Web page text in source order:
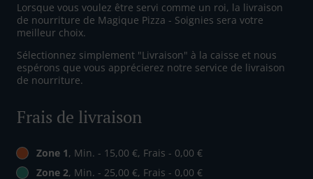
Lorsque vous voulez être servi comme un roi, la livraison
de nourriture de Magique Pizza - Soignies sera votre
meilleur choix.
Sélectionnez simplement "Livraison" à la caisse et nous
espérons que vous apprécierez notre service de livraison
de nourriture.
Frais de livraison
Zone 1, Min. - 15,00 €, Frais - 0,00 €
Zone 2, Min. - 25,00 €, Frais - 0,00 €